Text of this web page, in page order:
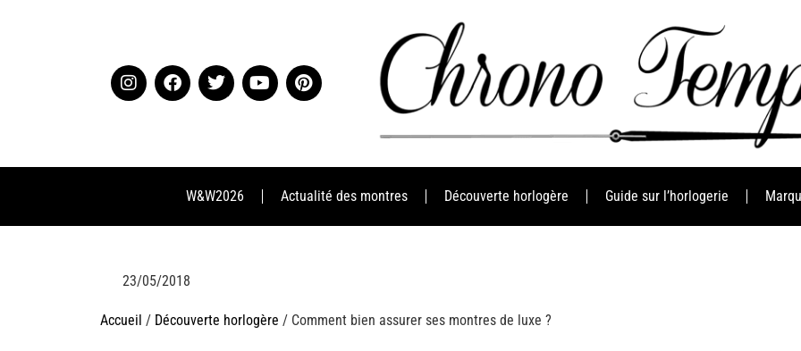
W&W2026 Actualité des montres Découverte horlogère Guide sur l’horlogerie
23/05/2018
Accueil / Découverte horlogère / Comment bien assurer ses montres de luxe ?